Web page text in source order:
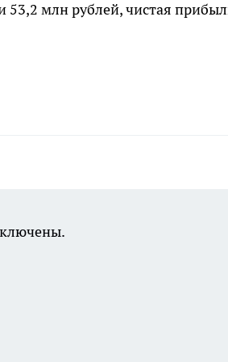
53,2 млн рублей, чистая